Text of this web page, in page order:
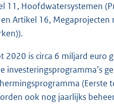
11, Hoofdwatersystemen
Artikel 16,
2020 is circa 6 miljard euro
investeringsprogramma’s
(Eerste
ook nog jaarlijks